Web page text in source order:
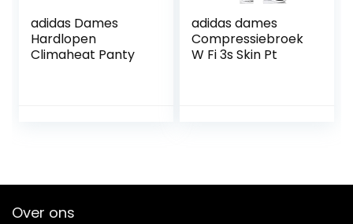
adidas Dames
Hardlopen
Climaheat Panty
adidas dames
Compressiebroek
W Fi 3s Skin Pt
Over ons